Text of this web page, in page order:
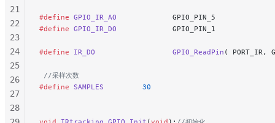
#define GPIO_IR_AO
             GPIO_PIN_5
#define GPIO_IR_DO
             GPIO_PIN_1
#define IR_DO
                  GPIO_ReadPin
( PORT_IR,
//采样次数
#define SAMPLES
         30
21
22
23
24
25
26
27
28